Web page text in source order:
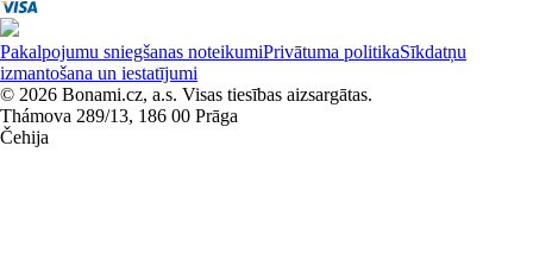
Pakalpojumu sniegšanas noteikumiPrivātuma politikaSīkdatņu
izmantošana un iestatījumi
© 2026 Bonami.cz, a.s. Visas tiesības aizsargātas.
Thámova 289/13, 186 00 Prāga
Čehija